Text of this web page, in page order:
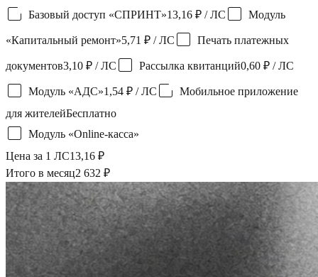
Базовый доступ «СПРИНТ»13,16 ₽ / ЛС Модуль
«Капитальный ремонт»5,71 ₽ / ЛС Печать платежных
документов3,10 ₽ / ЛС Рассылка квитанций0,60 ₽ / ЛС
Модуль «АДС»1,54 ₽ / ЛС
Мобильное приложение
для жителейБесплатно
Модуль «Online-касса»
Цена за 1 ЛС13,16 ₽
Итого в месяц2 632 ₽